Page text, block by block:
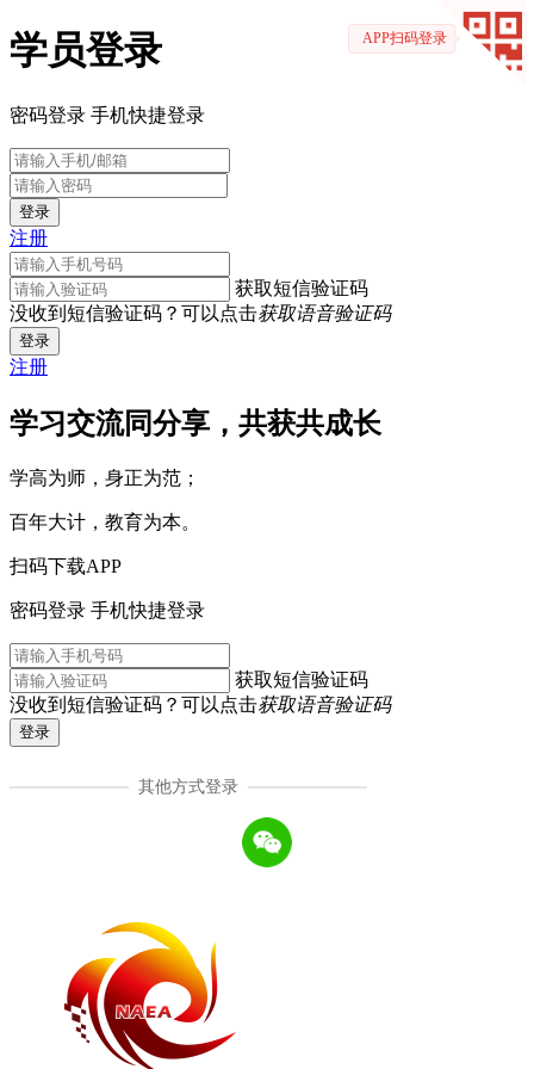
学员登录
密码登录 手机快捷登录
登录
注册
获取短信验证码
没收到短信验证码？可以点击获取语音验证码
登录
注册
学习交流同分享，共获共成长
学高为师，身正为范；
百年大计，教育为本。
扫码下载APP
APP扫码登录
密码登录 手机快捷登录
获取短信验证码
没收到短信验证码？可以点击获取语音验证码
登录
其他方式登录